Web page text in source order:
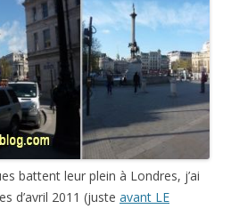
battent leur plein à Londres, j’ai
d’avril 2011 (juste avant LE